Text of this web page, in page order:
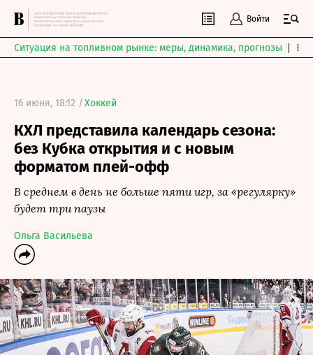
Войти
Ситуация на топливном рынке: меры, динамика, прогнозы
16 июня, 18:12 /Хоккей
КХЛ представила календарь сезона:
без Кубка открытия и с новым
форматом плей-офф
В среднем в день не больше пяти игр, за «регулярку»
будет три паузы
Ольга Васильева